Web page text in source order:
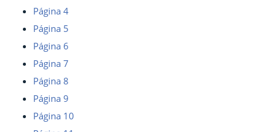
Página 4
Página 5
Página 6
Página 7
Página 8
Página 9
Página 10